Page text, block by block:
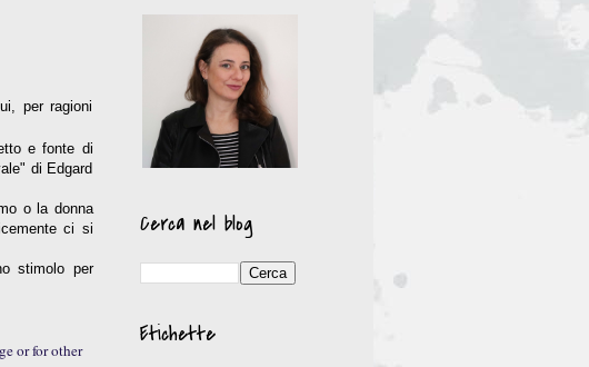
per ragioni
e fonte di
di Edgard
o la donna
ci si
stimolo per
or for other
Cerca nel blog
Etichette